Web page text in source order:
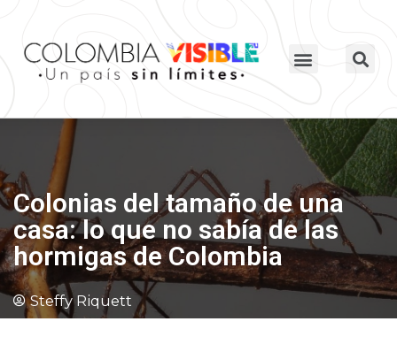
Colonias del tamaño de una
casa: lo que no sabía de las
hormigas de Colombia
Steffy Riquett